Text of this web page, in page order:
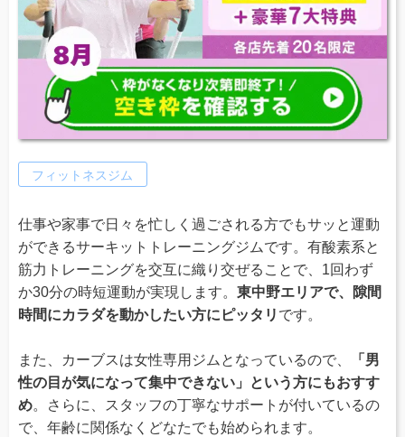
フィットネスジム
仕事や家事で日々を忙しく過ごされる方でもサッと運動
ができるサーキットトレーニングジムです。有酸素系と
筋力トレーニングを交互に織り交ぜることで、1回わず
か30分の時短運動が実現します。 東中野エリアで、隙間
時間にカラダを動かしたい方にピッタリ です。
また、カーブスは女性専用ジムとなっているので、
「男
性の目が気になって集中できない」という方にもおすす
め。さらに、スタッフの丁寧なサポートが付いているの
で、年齢に関係なくどなたでも始められます。